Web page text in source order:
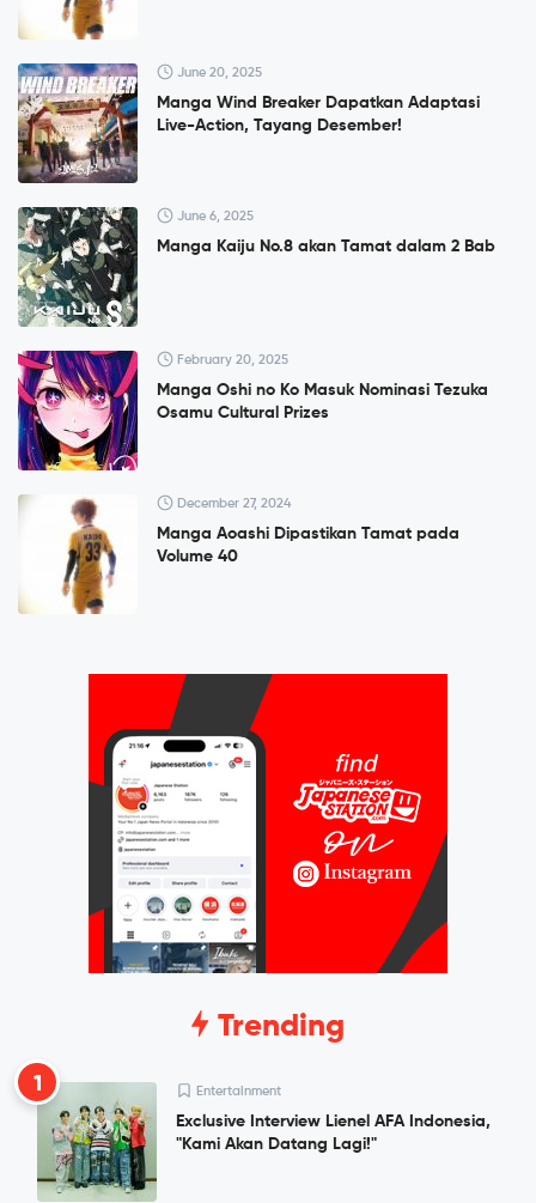
June 20, 2025
Manga Wind Breaker Dapatkan Adaptasi
Live-Action, Tayang Desember!
June 6, 2025
Manga Kaiju No.8 akan Tamat dalam 2 Bab
February 20, 2025
Manga Oshi no Ko Masuk Nominasi Tezuka
Osamu Cultural Prizes
December 27, 2024
Manga Aoashi Dipastikan Tamat pada
Volume 40
Trending
1 Entertainment
Exclusive Interview Lienel AFA Indonesia,
"Kami Akan Datang Lagi!"